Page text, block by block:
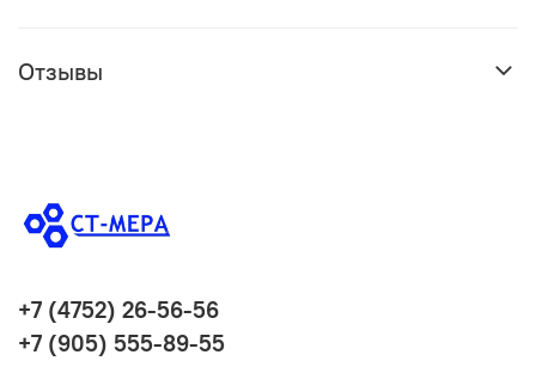
Отзывы
+7 (4752) 26-56-56
+7 (905) 555-89-55